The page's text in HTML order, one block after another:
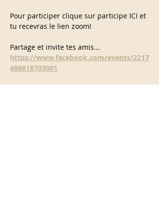
Pour participer clique sur participe ICI et
tu recevras le lien zoom!
Partage et invite tes amis...
https://www.facebook.com/events/2217
486818703001